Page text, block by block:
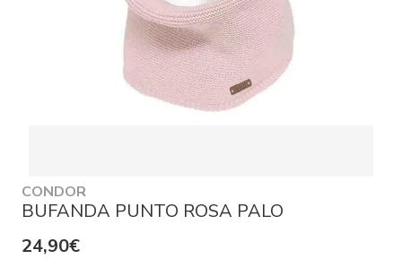
CONDOR
BUFANDA PUNTO ROSA PALO
24,90€